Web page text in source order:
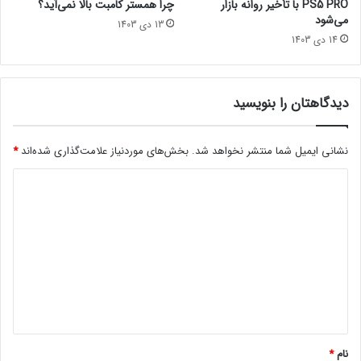
نقد فیلم پینوکیو
تماشا از یوتیوب lastech سینما
مجله خبری lastech
پ
س
ر
و
ی
P
S
P
ن
د
PS5 PRO با تأخیر روانه بازار
می‌شود
14 دی 1403
چرا همستر کامبت بالا نمی‌آید؟
13 دی 1403
دیدگاهتان را بنویسید
نشانی ایمیل شما منتشر نخواهد شد. بخش‌های موردنیاز علامت‌گذاری شده‌اند*
نام*